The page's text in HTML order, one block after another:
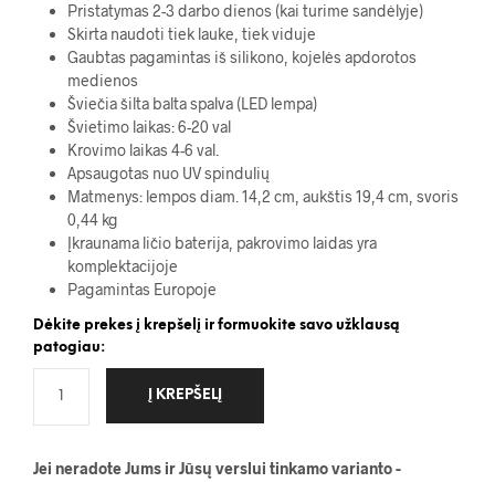
Pristatymas 2-3 darbo dienos (kai turime sandėlyje)
Skirta naudoti tiek lauke, tiek viduje
Gaubtas pagamintas iš silikono, kojelės apdorotos
medienos
Šviečia šilta balta spalva (LED lempa)
Švietimo laikas: 6-20 val
Krovimo laikas 4-6 val.
Apsaugotas nuo UV spindulių
Matmenys: lempos diam. 14,2 cm, aukštis 19,4 cm, svoris
0,44 kg
Įkraunama ličio baterija, pakrovimo laidas yra
komplektacijoje
Pagamintas Europoje
Dėkite prekes į krepšelį ir formuokite savo užklausą
patogiau:
Į KREPŠELĮ
Jei neradote Jums ir Jūsų verslui tinkamo varianto -